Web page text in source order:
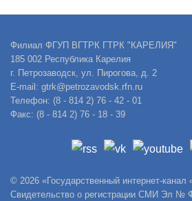
Филиал ФГУП ВГТРК ГТРК "КАРЕЛИЯ"
185 002 Республика Карелия
г. Петрозаводск, ул. Пирогова, д. 2
E-mail: gtrk@petrozavodsk.rfn.ru
Телефон: (8 - 814 2) 76 - 42 - 01
Факс: (8 - 814 2) 76 - 18 - 39
© 2026 «Государственный интернет-канал
Свидетельство о регистрации СМИ Эл №